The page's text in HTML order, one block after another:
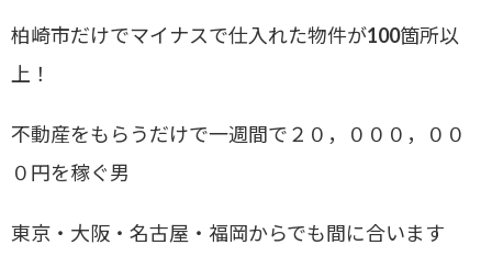
柏崎市だけでマイナスで仕入れた物件が100箇所以
上！
不動産をもらうだけで一週間で２０，０００，００
０円を稼ぐ男
東京・大阪・名古屋・福岡からでも間に合います